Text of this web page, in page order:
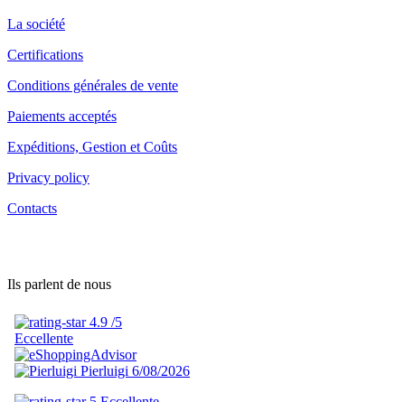
La société
Certifications
Conditions générales de vente
Paiements acceptés
Expéditions, Gestion et Coûts
Privacy policy
Contacts
Ils parlent de nous